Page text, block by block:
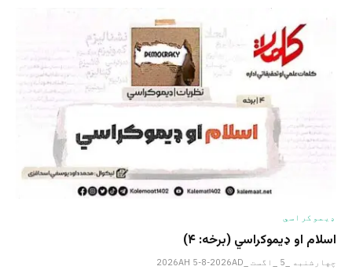
ډیموکراسي
اسلام او ډیموکراسي (برخه: ۴)
چهارشنبه _5 _اگست _2026AH 5-8-2026AD